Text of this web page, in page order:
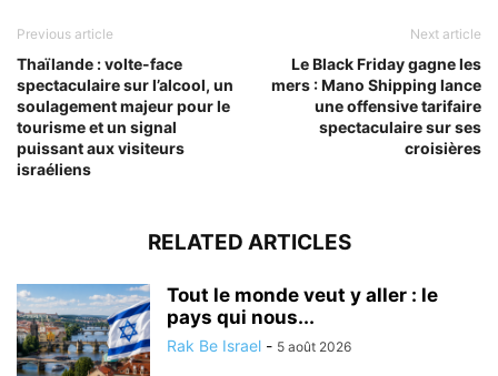
Previous article
Thaïlande : volte-face
spectaculaire sur l’alcool, un
soulagement majeur pour le
tourisme et un signal
puissant aux visiteurs
israéliens
Next article
Le Black Friday gagne les
mers : Mano Shipping lance
une offensive tarifaire
spectaculaire sur ses
croisières
RELATED ARTICLES
Tout le monde veut y aller : le
pays qui nous...
Rak Be Israel - 5 août 2026